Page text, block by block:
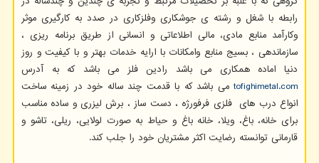
رابطه با شغل و رشته ی جوشکاری وفلزکاری در صدد به کارگیری موثر
وکارآمد منابع مادی، مالی اطلاعاتی و انسانی از طریق برنامه ریزی ،
سازماندهی ، بسیج منابع وامکانات با ارایه خدمات بهتر و با کیفیت و روز
دنیا اماده همکاری می باشد رادین فلز می باشد که به آدرس
tofighimetal.com می باشد که با قدمت چند ساله خود در زمینه ساخت
انواع درب های فلزی فرفورژه ، دست ساز ، برش لیزری و ساده مناسب
برای خانه، باغ، ویلا، خانه باغ و حیاط به صورت لولایی، ریلی، تاشو و
قارمانی توانسته رضایت اکثر مشتریان خود را جلب کند.